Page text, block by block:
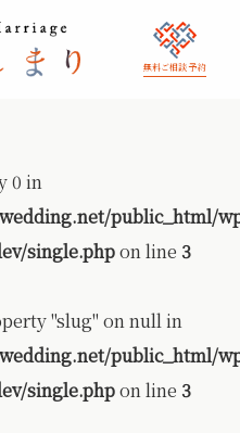
無料ご相談 予約
0 in
public_html/
single.phpon line 3
"slug" on null in
public_html/
single.phpon line 3